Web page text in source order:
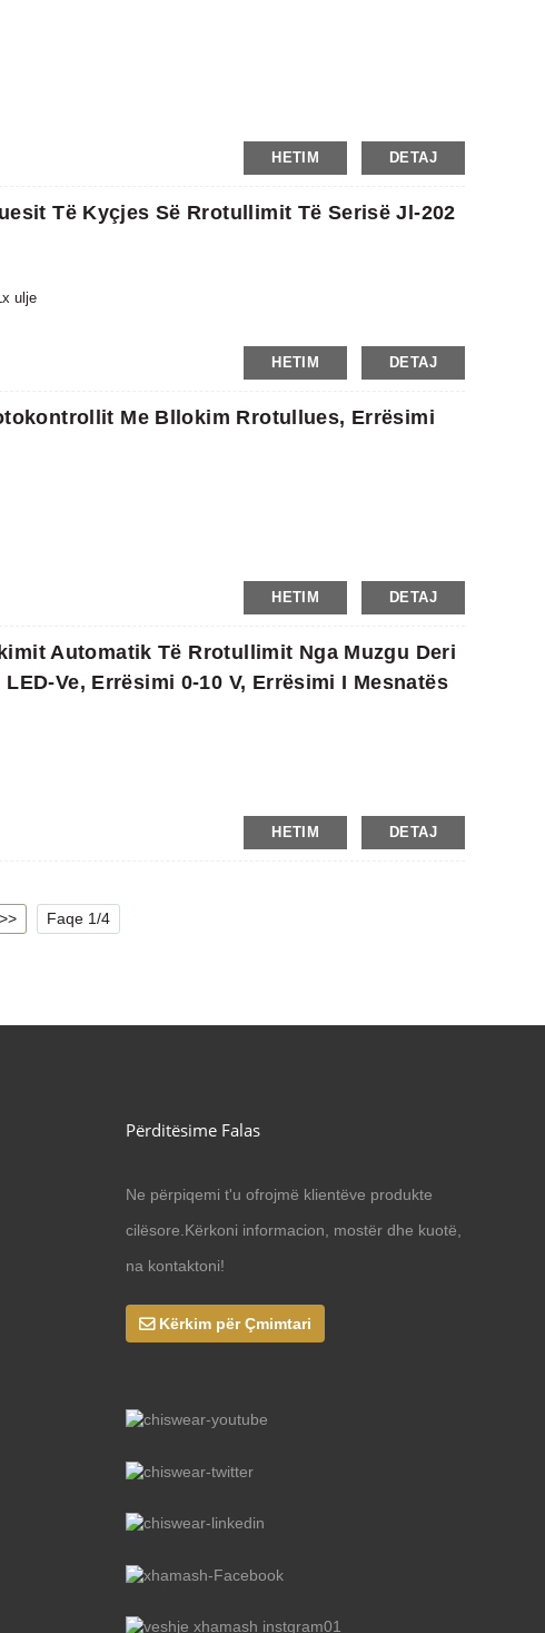
HETIM DETAJ
Të Kyçjes Së Rrotullimit Të Serisë Jl-202
ulje
HETIM
DETAJ
Me Bllokim Rrotullues, Errësimi
HETIM DETAJ
Automatik Të Rrotullimit Nga Muzgu Deri
Ve, Errësimi 0-10 V, Errësimi I Mesnatës
HETIM
DETAJ
>> Faqe 1/4
Përditësime Falas
Ne përpiqemi t'u ofrojmë klientëve produkte
cilësore.Kërkoni informacion, mostër dhe kuotë,
na kontaktoni!
Kërkim për Çmimtari